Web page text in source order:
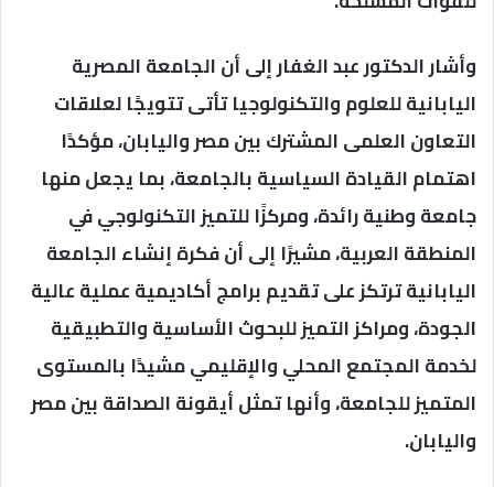
وأشار الدكتور عبد الغفار إلى أن الجامعة المصرية
اليابانية للعلوم والتكنولوجيا تأتى تتويجًا لعلاقات
التعاون العلمى المشترك بين مصر واليابان، مؤكدًا
اهتمام القيادة السياسية بالجامعة، بما يجعل منها
جامعة وطنية رائدة، ومركزًا للتميز التكنولوجي في
المنطقة العربية، مشيرًا إلى أن فكرة إنشاء الجامعة
اليابانية ترتكز على تقديم برامج أكاديمية عملية عالية
الجودة، ومراكز التميز للبحوث الأساسية والتطبيقية
لخدمة المجتمع المحلي والإقليمي مشيدًا بالمستوى
المتميز للجامعة، وأنها تمثل أيقونة الصداقة بين مصر
واليابان.